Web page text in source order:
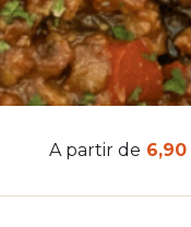
A partir de